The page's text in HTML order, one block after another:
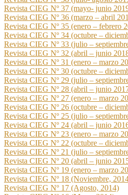
Revista CIEG Nº 17 (Agosto, 2014)
Revista CIEG Nº 18 (Noviembre,
Revista CIEG Nº 19 (enero – marzo
Revista CIEG Nº 20 (abril – junio
Revista CIEG Nº 21 (julio –
Revista CIEG Nº 22 (octubre –
Revista CIEG Nº 23 (enero – marzo
Revista CIEG Nº 24 (abril – junio
Revista CIEG Nº 25 (julio –
Revista CIEG Nº 26 (octubre –
Revista CIEG Nº 27 (enero – marzo
Revista CIEG Nº 28 (abril – junio
Revista CIEG Nº 29 (julio –
Revista CIEG Nº 30 (octubre –
Revista CIEG Nº 31 (enero – marzo
Revista CIEG Nº 32 (abril – junio
Revista CIEG Nº 33 (julio –
Revista CIEG Nº 34 (octubre –
Revista CIEG Nº 35 (enero – febrero
Revista CIEG Nº 36 (marzo – abril
Revista CIEG Nº 37 (mayo- junio